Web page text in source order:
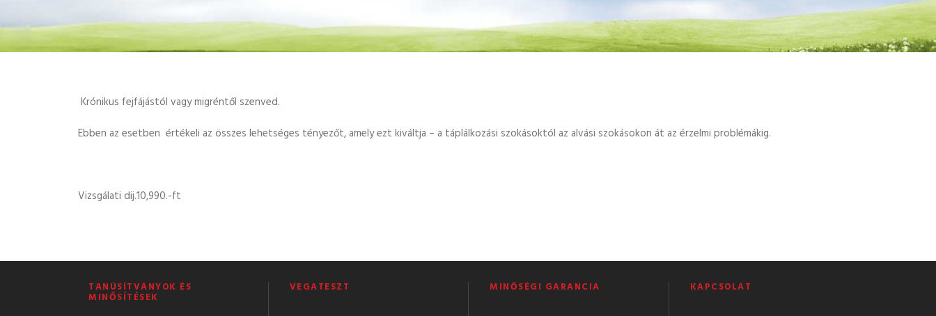
Krónikus fejfájástól vagy migréntől szenved.
Ebben az esetben értékeli az összes lehetséges tényezőt, amely ezt kiváltja – a táplálkozási szokásoktól az alvási szokásokon át az érzelmi problémákig.
Vizsgálati dij.10,990.-ft
TANÚSÍTVÁNYOK ÉS
MINŐSÍTÉSEK
VEGATESZT MINŐSÉGI GARANCIA KAPCSOLAT